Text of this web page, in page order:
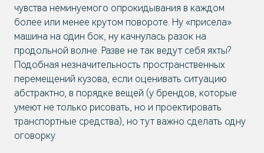
чувства неминуемого опрокидывания в каждом
более или менее крутом повороте. Ну «присела»
машина на один бок, ну качнулась разок на
продольной волне. Разве не так ведут себя яхты?
Подобная незначительность пространственных
перемещений кузова, если оценивать ситуацию
абстрактно, в порядке вещей (у брендов, которые
умеют не только рисовать, но и проектировать
транспортные средства), но тут важно сделать одну
оговорку.